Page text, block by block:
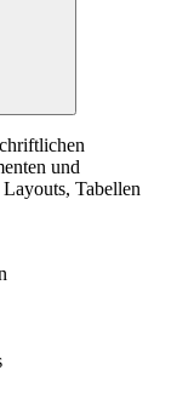
und
Tabellen